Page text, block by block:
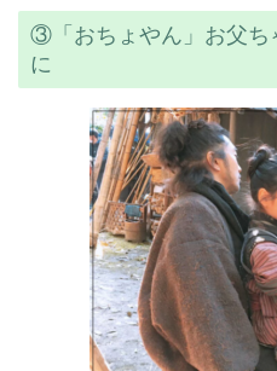
③「おちょやん」お父ち
に